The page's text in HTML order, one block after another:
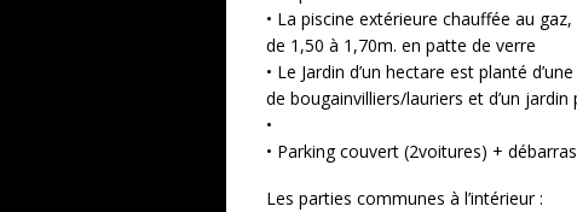
• La piscine extérieure chauffée au
de 1,50 à 1,70m. en patte de verre
• Le Jardin d’un hectare est planté
de bougainvilliers/lauriers et d’un
•
• Parking couvert (2voitures) + débarras
Les parties communes à l’intérieur :